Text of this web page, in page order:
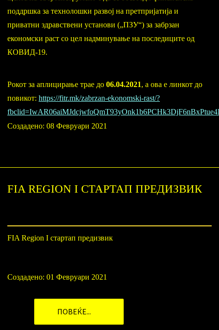
поддршка за технолошки развој на претпријатија и
приватни здравствени установи („ПЗУ“) за забрзан
економски раст со цел надминување на последиците од
КОВИД-19.
Рокот за аплицирање трае до 06.04.2021, а ова е линкот до
повикот: https://fitr.mk/zabrzan-ekonomski-rast/?
Создадено: 08 Февруари 2021
FIA REGION I СТАРТАП ПРЕДИЗВИК
FIA Region I стартап предизвик
Создадено: 01 Февруари 2021
ПОВЕЌЕ...